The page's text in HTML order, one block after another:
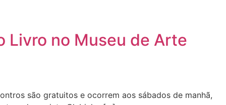
Livro no Museu de Arte
são gratuitos e ocorrem aos sábados de manhã,